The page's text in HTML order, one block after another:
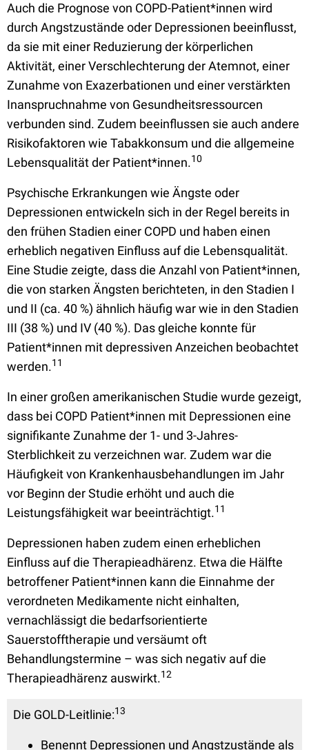
Auch die Prognose von COPD-Patient*innen wird
durch Angstzustände oder Depressionen beeinflusst,
da sie mit einer Reduzierung der körperlichen
Aktivität, einer Verschlechterung der Atemnot, einer
Zunahme von Exazerbationen und einer verstärkten
Inanspruchnahme von Gesundheitsressourcen
verbunden sind. Zudem beeinflussen sie auch andere
Risikofaktoren wie Tabakkonsum und die allgemeine
Lebensqualität der Patient*innen.10
Psychische Erkrankungen wie Ängste oder
Depressionen entwickeln sich in der Regel bereits in
den frühen Stadien einer COPD und haben einen
erheblich negativen Einfluss auf die Lebensqualität.
Eine Studie zeigte, dass die Anzahl von Patient*innen,
die von starken Ängsten berichteten, in den Stadien I
und II (ca. 40 %) ähnlich häufig war wie in den Stadien
III (38 %) und IV (40 %). Das gleiche konnte für
Patient*innen mit depressiven Anzeichen beobachtet
werden.11
In einer großen amerikanischen Studie wurde gezeigt,
dass bei COPD Patient*innen mit Depressionen eine
signifikante Zunahme der 1- und 3-Jahres-
Sterblichkeit zu verzeichnen war. Zudem war die
Häufigkeit von Krankenhausbehandlungen im Jahr
vor Beginn der Studie erhöht und auch die
Leistungsfähigkeit war beeinträchtigt.11
Depressionen haben zudem einen erheblichen
Einfluss auf die Therapieadhärenz. Etwa die Hälfte
betroffener Patient*innen kann die Einnahme der
verordneten Medikamente nicht einhalten,
vernachlässigt die bedarfsorientierte
Sauerstofftherapie und versäumt oft
Behandlungstermine – was sich negativ auf die
Therapieadhärenz auswirkt.12
Die GOLD-Leitlinie:13
Benennt Depressionen und Angstzustände als